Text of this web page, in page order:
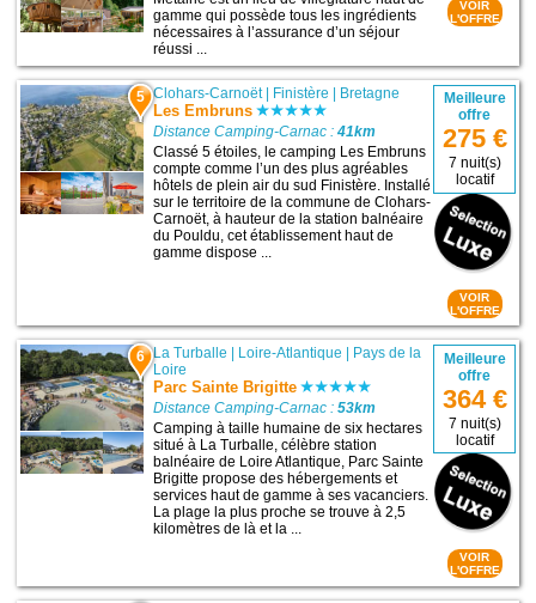
gamme qui possède tous les ingrédients
nécessaires à l’assurance d’un séjour
réussi ...
VOIR
L'OFFRE
5 Clohars-Carnoët| Finistère | Bretagne
Les Embruns
Distance Camping-Carnac :41km
Classé 5 étoiles, le camping Les Embruns
compte comme l’un des plus agréables
hôtels de plein air du sud Finistère. Installé
sur le territoire de la commune de Clohars-
Carnoët, à hauteur de la station balnéaire
du Pouldu, cet établissement haut de
gamme dispose ...
Meilleure
offre
275 €
7 nuit(s)
locatif
VOIR
L'OFFRE
6 La Turballe Loire-Atlantique
Pays de la
Loire
Parc Sainte Brigitte
Distance Camping-Carnac :53km
Camping à taille humaine de six hectares
situé à La Turballe, célèbre station
balnéaire de Loire Atlantique, Parc Sainte
Brigitte propose des hébergements et
services haut de gamme à ses vacanciers.
La plage la plus proche se trouve à 2,5
kilomètres de là et la ...
Meilleure
offre
364 €
7 nuit(s)
locatif
VOIR
L'OFFRE